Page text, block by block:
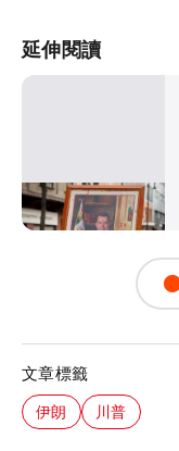
延伸閱讀
文章標籤
伊朗 川普